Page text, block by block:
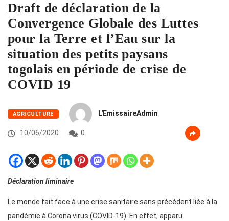
Draft de déclaration de la
Convergence Globale des Luttes
pour la Terre et l’Eau sur la
situation des petits paysans
togolais en période de crise de
COVID 19
AGRICULTURE L'EmissaireAdmin
10/06/2020 0
Déclaration liminaire
Le monde fait face à une crise sanitaire sans précédent liée à la
pandémie à Corona virus (COVID-19). En effet, apparu